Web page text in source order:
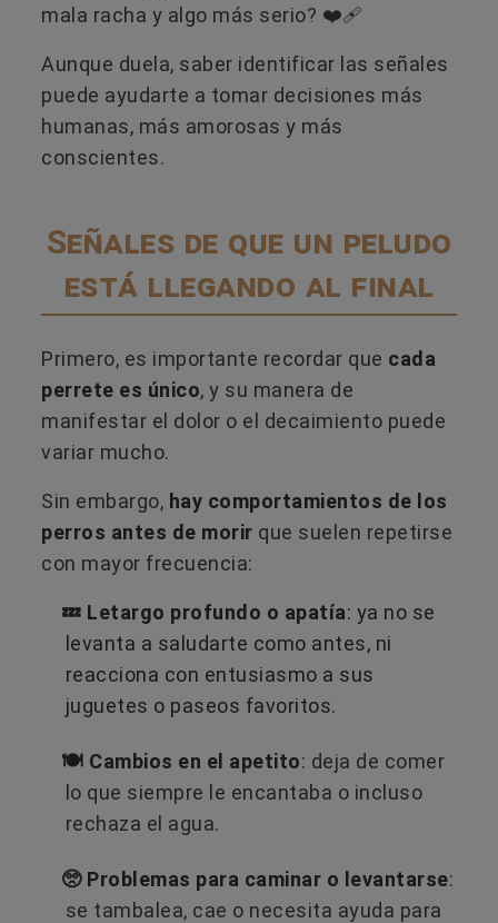
mala racha y algo más serio? ❤️‍🩹
Aunque duela, saber identificar las señales
puede ayudarte a tomar decisiones más
humanas, más amorosas y más
conscientes.
Señales de que un peludo
está llegando al final
Primero, es importante recordar que cada
perrete es único, y su manera de
manifestar el dolor o el decaimiento puede
variar mucho.
Sin embargo, hay comportamientos de los
perros antes de morir que suelen repetirse
con mayor frecuencia:
💤 Letargo profundo o apatía: ya no se
levanta a saludarte como antes, ni
reacciona con entusiasmo a sus
juguetes o paseos favoritos.
🍽️ Cambios en el apetito: deja de comer
lo que siempre le encantaba o incluso
rechaza el agua.
🥺 Problemas para caminar o levantarse:
se tambalea, cae o necesita ayuda para